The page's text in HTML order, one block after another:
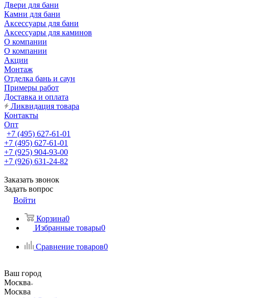
Двери для бани
Камни для бани
Аксессуары для бани
Аксессуары для каминов
О компании
О компании
Акции
Монтаж
Отделка бань и саун
Примеры работ
Доставка и оплата
Ликвидация товара
Контакты
Опт
+7 (495) 627-61-01
+7 (495) 627-61-01
+7 (925) 904-93-00
+7 (926) 631-24-82
Заказать звонок
Задать вопрос
Войти
Корзина0
Избранные товары0
Сравнение товаров0
Ваш город
Москва
Москва